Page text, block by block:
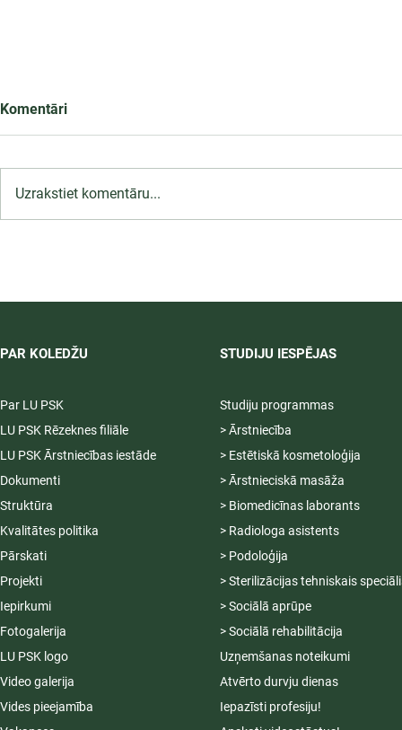
Komentāri
Uzrakstiet komentāru...
PAR KOLEDŽU
Par LU PSK
LU PSK Rēzeknes filiāle
LU PSK Ārstniecības iestāde
Dokumenti
Struktūra
Kvalitātes politika
Pārskati
Projekti
Iepirkumi
Fotogalerija
LU PSK logo
Video galerija
Vides pieejamība
STUDIJU IESPĒJAS
Studiju programmas
> Ārstniecība
> Estētiskā kosmetoloģija
> Ārstnieciskā masāža
> Biomedicīnas laborants
> Radiologa asistents
> Podoloģija
> Sterilizācijas tehniskais
> Sociālā aprūpe
> Sociālā rehabilitācija
Uzņemšanas noteikumi
Atvērto durvju dienas
Iepazīsti profesiju!